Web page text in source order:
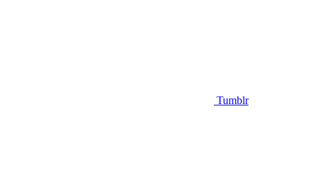
Tumblr